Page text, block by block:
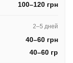
100–120 грн
2–5 дней
40–60 грн
40–60 гр